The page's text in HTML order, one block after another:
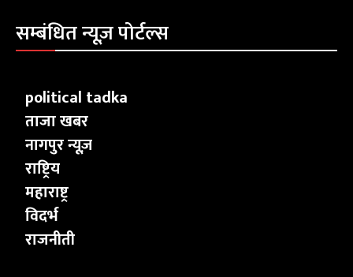
सम्बंधित न्यूज़ पोर्टल्स
political tadka
ताजा खबर
नागपुर न्यूज़
राष्ट्रिय
महाराष्ट्र
विदर्भ
राजनीती